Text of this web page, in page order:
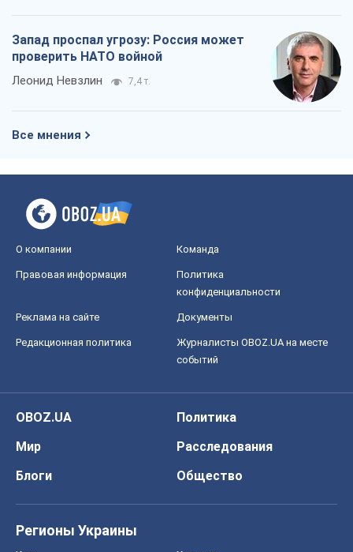
Запад проспал угрозу: Россия может
проверить НАТО войной
Леонид Невзлин 7,4 т.
Все мнения
О компании Команда
Правовая информация
Политика
конфиденциальности
Реклама на сайте Документы
Редакционная политика
Журналисты OBOZ.UA на месте
событий
OBOZ.UA
Политика
Мир
Расследования
Блоги
Общество
Регионы Украины